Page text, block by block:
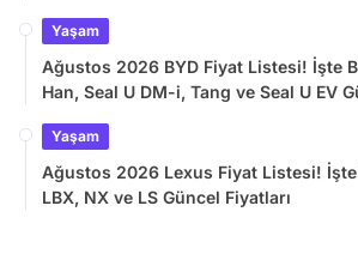
Yaşam
Ağustos 2026 BYD Fiyat Listesi! İşte
Han, Seal U DM-i, Tang ve Seal U EV
Yaşam
Ağustos 2026 Lexus Fiyat Listesi! İşte
LBX, NX ve LS Güncel Fiyatları